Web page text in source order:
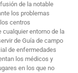
de la notable
los problemas
centros
entorno de la
de Guía de campo
de enfermedades
los médicos y
en los que no